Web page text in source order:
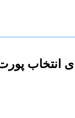
انتخاب